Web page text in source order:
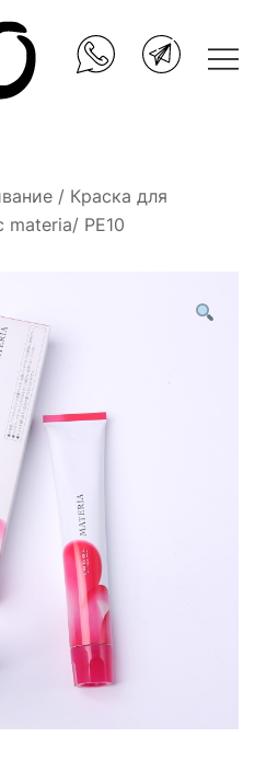
/ Краска для
materia/ PE10